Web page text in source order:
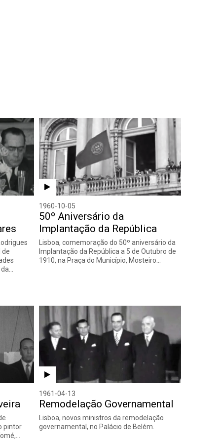
de
1960-10-05
50º Aniversário da
Implantação da República
Lisboa, comemoração do 50º aniversário da
Implantação da República a 5 de Outubro de
1910, na Praça do Município, Mosteiro…
pintor
1961-04-13
Remodelação Governamental
Lisboa, novos ministros da remodelação
governamental, no Palácio de Belém.